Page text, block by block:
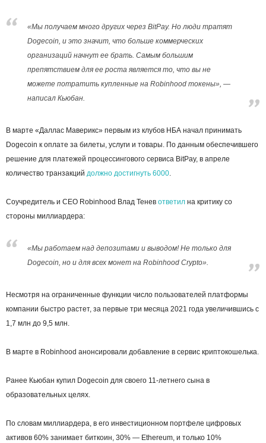
«Мы получаем много других через BitPay. Но люди тратят
Dogecoin, и это значит, что больше коммерческих
организаций начнут ее брать. Самым большим
препятствием для ее роста является то, что вы не
можете потратить купленные на Robinhood токены», —
написал Кьюбан.
В марте «Даллас Маверикс» первым из клубов НБА начал принимать
Dogecoin к оплате за билеты, услуги и товары. По данным обеспечившего
решение для платежей процессингового сервиса BitPay, в апреле
количество транзакций должно достигнуть 6000.
Соучредитель и CEO Robinhood Влад Тенев ответил на критику со
стороны миллиардера:
«Мы работаем над депозитами и выводом! Не только для
Dogecoin, но и для всех монет на Robinhood Crypto».
Несмотря на ограниченные функции число пользователей платформы
компании быстро растет, за первые три месяца 2021 года увеличившись с
1,7 млн до 9,5 млн.
В марте в Robinhood анонсировали добавление в сервис криптокошелька.
Ранее Кьюбан купил Dogecoin для своего 11-летнего сына в
образовательных целях.
По словам миллиардера, в его инвестиционном портфеле цифровых
активов 60% занимает биткоин, 30% — Ethereum, и только 10%